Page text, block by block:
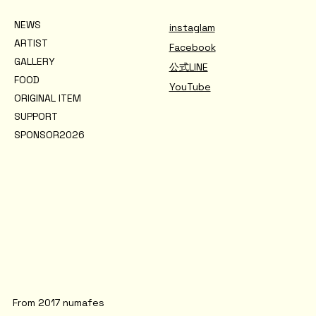
instaglam
Facebook
公式LINE
YouTube
From 2017 numafes
NEWS
ARTIST
GALLERY
FOOD
ORIGINAL ITEM
SUPPORT
SPONSOR2026